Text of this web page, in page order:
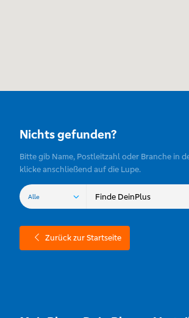
Nichts gefunden?
Bitte gib Name, Postleitzahl oder Branche in
klicke anschließend auf die Lupe.
Zurück zur Startseite